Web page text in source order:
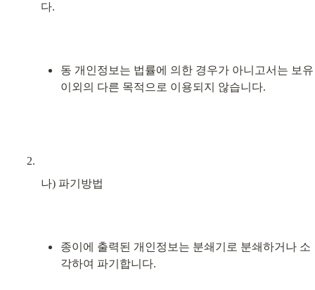
다.
동 개인정보는 법률에 의한 경우가 아니고서는 보유
이외의 다른 목적으로 이용되지 않습니다.
나) 파기방법
종이에 출력된 개인정보는 분쇄기로 분쇄하거나 소
각하여 파기합니다.